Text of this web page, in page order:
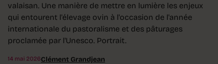
valaisan. Une manière de mettre en lumière les enjeux
qui entourent l'élevage ovin à l'occasion de l'année
internationale du pastoralisme et des pâturages
proclamée par l'Unesco. Portrait.
14 mai 2026Clément Grandjean